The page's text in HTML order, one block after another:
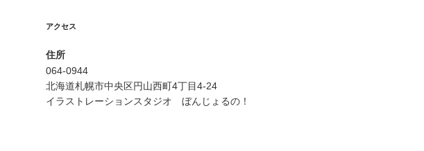
アクセス
住所
064-0944
北海道札幌市中央区円山西町4丁目4-24
イラストレーションスタジオ ぼんじょるの！